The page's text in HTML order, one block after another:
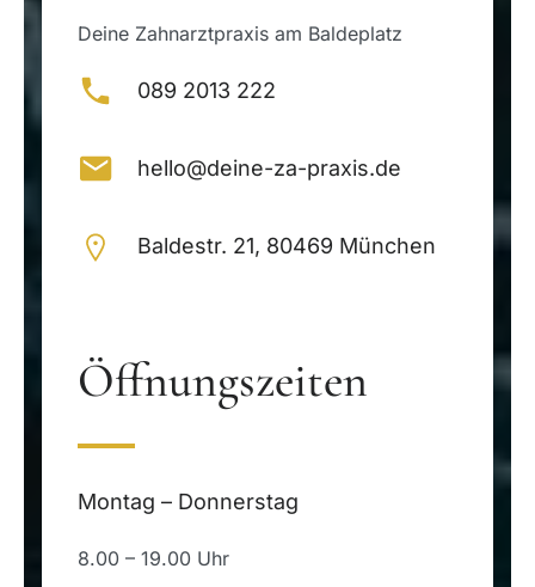
Deine Zahnarztpraxis am Baldeplatz
089 2013 222
hello@deine-za-praxis.de
Baldestr. 21, 80469 München
Öffnungszeiten
Montag – Donnerstag
8.00 – 19.00 Uhr